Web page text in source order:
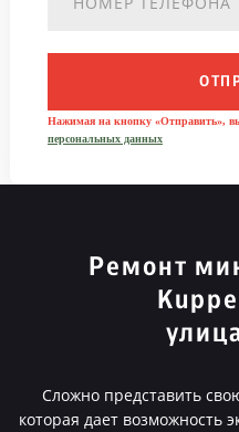
Нажимая на кнопку «Отправить», вы
персональных данных
Ремонт
Сложно представить
которая дает возможность